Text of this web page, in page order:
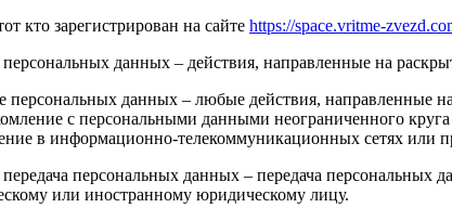
кто зарегистрирован на сайтеhttps://space.vritme-
персональных данных – действия, направленные на
персональных данных – любые действия, направленные
с персональными данными неограниченного
в информационно-телекоммуникационных сетях или
персональных данных – передача персональных
или иностранному юридическому лицу.